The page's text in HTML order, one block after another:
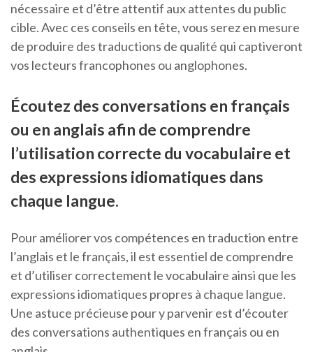
nécessaire et d’être attentif aux attentes du public
cible. Avec ces conseils en tête, vous serez en mesure
de produire des traductions de qualité qui captiveront
vos lecteurs francophones ou anglophones.
Écoutez des conversations en français
ou en anglais afin de comprendre
l’utilisation correcte du vocabulaire et
des expressions idiomatiques dans
chaque langue.
Pour améliorer vos compétences en traduction entre
l’anglais et le français, il est essentiel de comprendre
et d’utiliser correctement le vocabulaire ainsi que les
expressions idiomatiques propres à chaque langue.
Une astuce précieuse pour y parvenir est d’écouter
des conversations authentiques en français ou en